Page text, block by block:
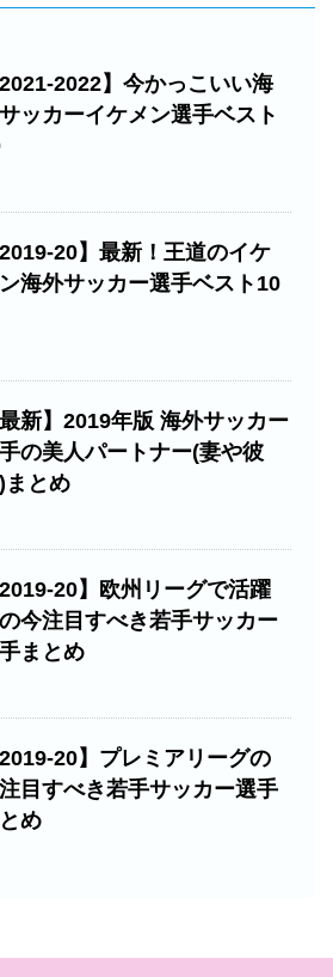
2021-2022】今かっこいい海
ッカーイケメン選手ベスト
2019-20】最新！王道のイケ
海外サッカー選手ベスト10
最新】2019年版 海外サッカー
の美人パートナー(妻や彼
まとめ
2019-20】欧州リーグで活躍
今注目すべき若手サッカー
まとめ
2019-20】プレミアリーグの
目すべき若手サッカー選手
め